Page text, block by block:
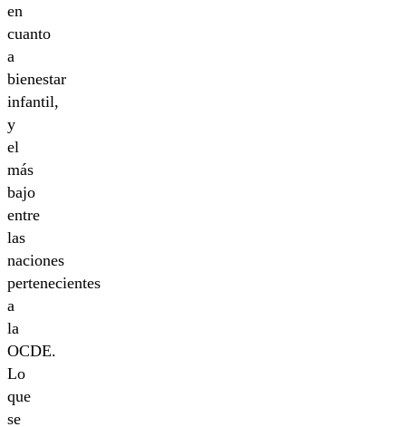
en
cuanto
a
bienestar
infantil,
y
el
más
bajo
entre
las
naciones
pertenecientes
a
la
OCDE.
Lo
que
se